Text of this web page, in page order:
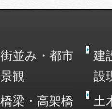
街並み・都市
景観
橋梁・高架橋
建
設
土